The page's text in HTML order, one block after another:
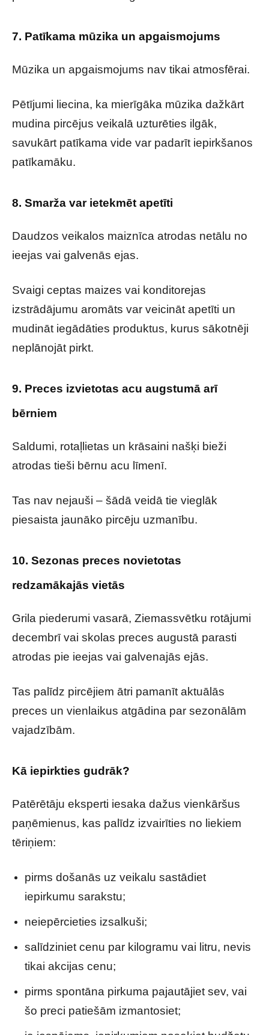
7. Patīkama mūzika un apgaismojums
Mūzika un apgaismojums nav tikai atmosfērai.
Pētījumi liecina, ka mierīgāka mūzika dažkārt
mudina pircējus veikalā uzturēties ilgāk,
savukārt patīkama vide var padarīt iepirkšanos
patīkamāku.
8. Smarža var ietekmēt apetīti
Daudzos veikalos maiznīca atrodas netālu no
ieejas vai galvenās ejas.
Svaigi ceptas maizes vai konditorejas
izstrādājumu aromāts var veicināt apetīti un
mudināt iegādāties produktus, kurus sākotnēji
neplānojāt pirkt.
9. Preces izvietotas acu augstumā arī
bērniem
Saldumi, rotaļlietas un krāsaini našķi bieži
atrodas tieši bērnu acu līmenī.
Tas nav nejauši – šādā veidā tie vieglāk
piesaista jaunāko pircēju uzmanību.
10. Sezonas preces novietotas
redzamākajās vietās
Grila piederumi vasarā, Ziemassvētku rotājumi
decembrī vai skolas preces augustā parasti
atrodas pie ieejas vai galvenajās ejās.
Tas palīdz pircējiem ātri pamanīt aktuālās
preces un vienlaikus atgādina par sezonālām
vajadzībām.
Kā iepirkties gudrāk?
Patērētāju eksperti iesaka dažus vienkāršus
paņēmienus, kas palīdz izvairīties no liekiem
tēriņiem:
pirms došanās uz veikalu sastādiet
iepirkumu sarakstu;
neiepērcieties izsalkuši;
salīdziniet cenu par kilogramu vai litru, nevis
tikai akcijas cenu;
pirms spontāna pirkuma pajautājiet sev, vai
šo preci patiešām izmantosiet;